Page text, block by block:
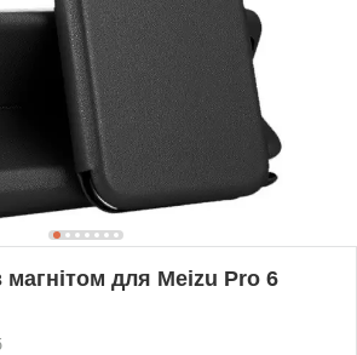
для Meizu Pro 6